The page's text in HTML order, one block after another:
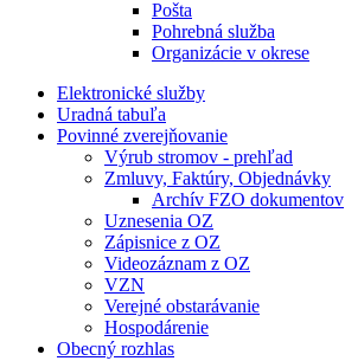
Pošta
Pohrebná služba
Organizácie v okrese
Elektronické služby
Uradná tabuľa
Povinné zverejňovanie
Výrub stromov - prehľad
Zmluvy, Faktúry, Objednávky
Archív FZO dokumentov
Uznesenia OZ
Zápisnice z OZ
Videozáznam z OZ
VZN
Verejné obstarávanie
Hospodárenie
Obecný rozhlas